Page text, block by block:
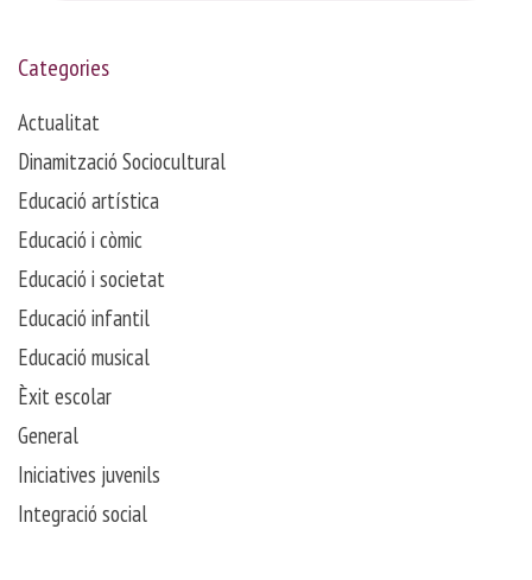
Categories
Actualitat
Dinamització Sociocultural
Educació artística
Educació i còmic
Educació i societat
Educació infantil
Educació musical
Èxit escolar
General
Iniciatives juvenils
Integració social